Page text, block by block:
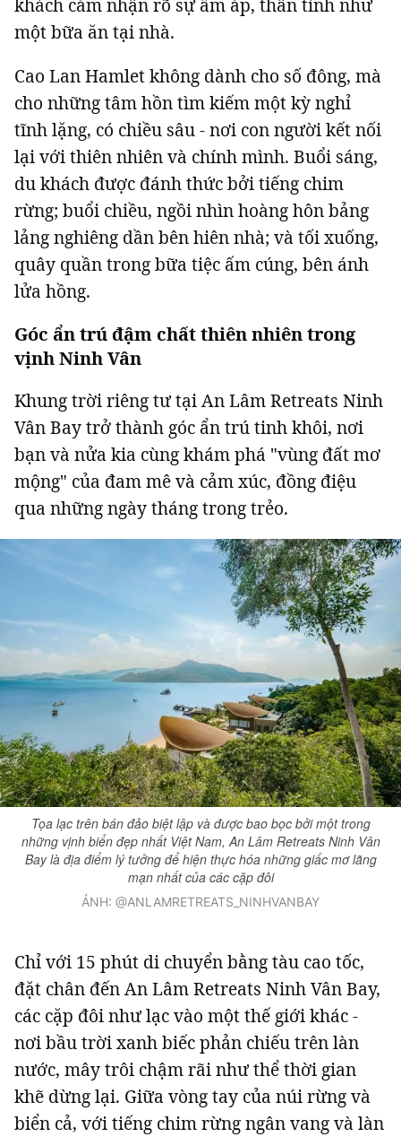
một bữa ăn tại nhà.
Cao Lan Hamlet không dành cho số đông, mà
cho những tâm hồn tìm kiếm một kỳ nghỉ
tĩnh lặng, có chiều sâu - nơi con người kết nối
lại với thiên nhiên và chính mình. Buổi sáng,
du khách được đánh thức bởi tiếng chim
rừng; buổi chiều, ngồi nhìn hoàng hôn bảng
lảng nghiêng dần bên hiên nhà; và tối xuống,
quây quần trong bữa tiệc ấm cúng, bên ánh
lửa hồng.
Góc ẩn trú đậm chất thiên nhiên trong
vịnh Ninh Vân
Khung trời riêng tư tại An Lâm Retreats Ninh
Vân Bay trở thành góc ẩn trú tinh khôi, nơi
bạn và nửa kia cùng khám phá "vùng đất mơ
mộng" của đam mê và cảm xúc, đồng điệu
qua những ngày tháng trong trẻo.
Tọa lạc trên bán đảo biệt lập và được bao bọc bởi một trong
những vịnh biển đẹp nhất Việt Nam, An Lâm Retreats Ninh Vân
Bay là địa điểm lý tưởng để hiện thực hóa những giấc mơ lãng
mạn nhất của các cặp đôi
ẢNH: @ANLAMRETREATS_NINHVANBAY
Chỉ với 15 phút di chuyển bằng tàu cao tốc,
đặt chân đến An Lâm Retreats Ninh Vân Bay,
các cặp đôi như lạc vào một thế giới khác -
nơi bầu trời xanh biếc phản chiếu trên làn
nước, mây trôi chậm rãi như thể thời gian
khẽ dừng lại. Giữa vòng tay của núi rừng và
biển cả, với tiếng chim rừng ngân vang và làn